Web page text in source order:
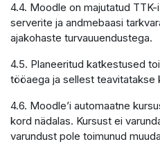
4.4. Moodle on majutatud
serverite ja andmebaasi
ajakohaste turvauuendustega.
4.5. Planeeritud katkestused
tööaega ja sellest teavitatakse
4.6. Moodle’i automaatne
kord nädalas. Kursust ei
varundust pole toimunud